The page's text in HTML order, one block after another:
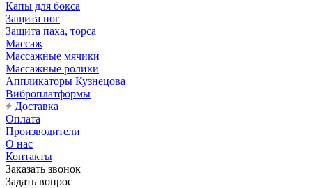
Капы для бокса
Защита ног
Защита паха, торса
Массаж
Массажные мячики
Массажные ролики
Аппликаторы Кузнецова
Виброплатформы
Доставка
Оплата
Производители
О нас
Контакты
Заказать звонок
Задать вопрос